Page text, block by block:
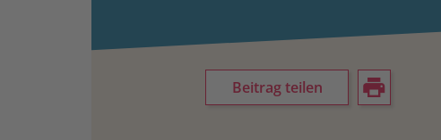
Beitrag teilen